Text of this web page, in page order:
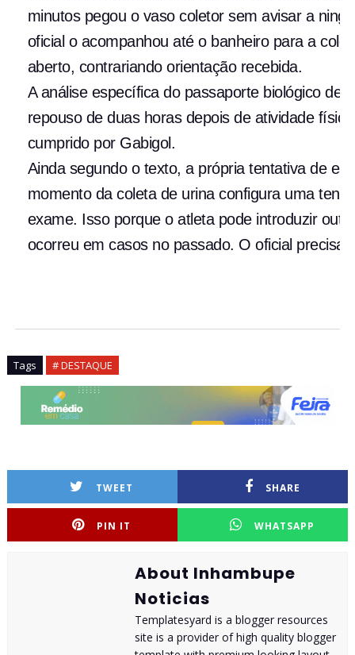
minutos pegou o vaso coletor sem avisar a
oficial o acompanhou até o banheiro para a
aberto, contrariando orientação recebida.
A análise específica do passaporte biológico
repouso de duas horas depois de atividade
cumprido por Gabigol.
Ainda segundo o texto, a própria tentativa de
momento da coleta de urina configura uma
exame. Isso porque o atleta pode introduzir
ocorreu em casos no passado. O oficial precisa
Tags # DESTAQUE
TWEET SHARE
PIN IT WHATSAPP
About Inhambupe
Noticias
Templatesyard is a blogger resources
site is a provider of high quality blogger